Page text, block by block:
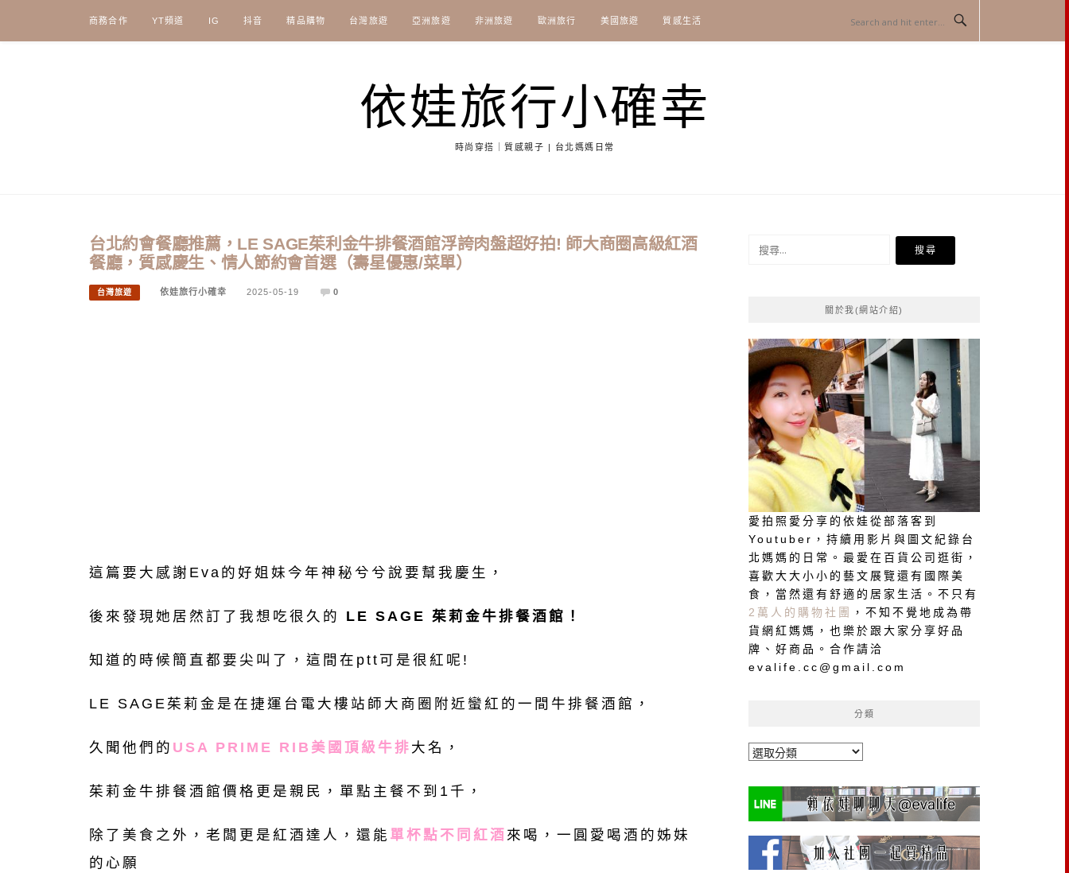
content
商務合作 YT頻道 IG 抖音 精品購物 台灣旅遊 亞洲旅遊 非洲旅遊 歐洲旅行 美國旅遊 質感生活
依娃旅行小確幸
時尚穿搭｜質感親子 | 台北媽媽日常
台北約會餐廳推薦，LE SAGE茱利金牛排餐酒館浮誇肉盤超好拍! 師大商圈高級紅酒
餐廳，質感慶生、情人節約會首選（壽星優惠/菜單）
台灣旅遊 依娃旅行小確幸 2025-05-19 0
這篇要大感謝Eva的好姐妹今年神秘兮兮說要幫我慶生，
後來發現她居然訂了我想吃很久的 LE SAGE 茱莉金牛排餐酒館！
知道的時候簡直都要尖叫了，這間在ptt可是很紅呢!
LE SAGE茱莉金是在捷運台電大樓站師大商圈附近蠻紅的一間牛排餐酒館，
久聞他們的 USA PRIME RIB美國頂級牛排 大名，
茱莉金牛排餐酒館價格更是親民，單點主餐不到1千，
除了美食之外，老闆更是紅酒達人，還能 單杯點不同紅酒 來喝，一圓愛喝酒的姊妹
的心願
搜
關於我(網站介紹)
愛拍照愛分享的依娃從部落客到
Youtuber，持續用影片與圖文紀錄台
北媽媽的日常。最愛在百貨公司逛街，
喜歡大大小小的藝文展覽還有國際美
食，當然還有舒適的居家生活。不只有
2萬人的購物社團
，不知不覺地成為帶
貨網紅媽媽，也樂於跟大家分享好品
牌、好商品。合作請洽
evalife.cc@gmail.com
分類
分